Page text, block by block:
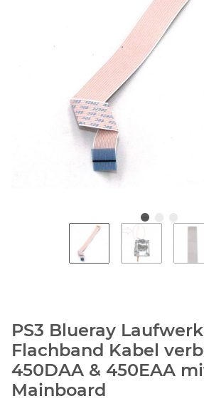
PS3 Blueray
Flachband Kabel
450DAA & 450EAA
Mainboard